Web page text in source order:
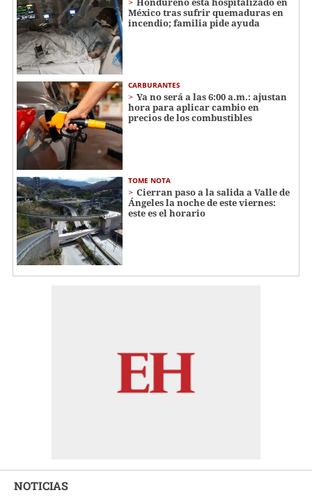
México tras sufrir quemaduras en
incendio; familia pide ayuda
CARBURANTES
Ya no será a las 6:00 a.m.: ajustan
hora para aplicar cambio en
precios de los combustibles
TOME NOTA
Cierran paso a la salida a Valle de
Ángeles la noche de este viernes:
este es el horario
NOTICIAS